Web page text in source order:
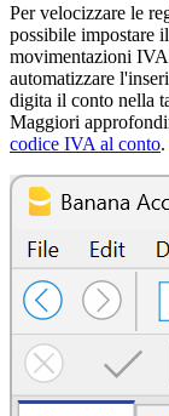
Per velocizzare le
possibile impostare
movimentazioni
automatizzare
digita il conto nella
Maggiori
codice IVA al conto.